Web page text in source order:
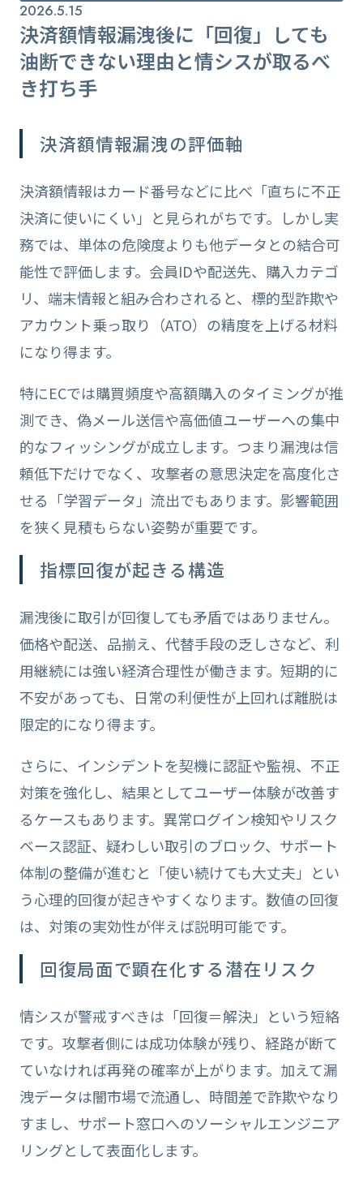
2026.5.15
決済額情報漏洩後に「回復」しても
油断できない理由と情シスが取るべ
き打ち手
決済額情報漏洩の評価軸
決済額情報はカード番号などに比べ「直ちに不正
決済に使いにくい」と見られがちです。しかし実
務では、単体の危険度よりも他データとの結合可
能性で評価します。会員IDや配送先、購入カテゴ
リ、端末情報と組み合わされると、標的型詐欺や
アカウント乗っ取り（ATO）の精度を上げる材料
になり得ます。
特にECでは購買頻度や高額購入のタイミングが推
測でき、偽メール送信や高価値ユーザーへの集中
的なフィッシングが成立します。つまり漏洩は信
頼低下だけでなく、攻撃者の意思決定を高度化さ
せる「学習データ」流出でもあります。影響範囲
を狭く見積もらない姿勢が重要です。
指標回復が起きる構造
漏洩後に取引が回復しても矛盾ではありません。
価格や配送、品揃え、代替手段の乏しさなど、利
用継続には強い経済合理性が働きます。短期的に
不安があっても、日常の利便性が上回れば離脱は
限定的になり得ます。
さらに、インシデントを契機に認証や監視、不正
対策を強化し、結果としてユーザー体験が改善す
るケースもあります。異常ログイン検知やリスク
ベース認証、疑わしい取引のブロック、サポート
体制の整備が進むと「使い続けても大丈夫」とい
う心理的回復が起きやすくなります。数値の回復
は、対策の実効性が伴えば説明可能です。
回復局面で顕在化する潜在リスク
情シスが警戒すべきは「回復＝解決」という短絡
です。攻撃者側には成功体験が残り、経路が断て
ていなければ再発の確率が上がります。加えて漏
洩データは闇市場で流通し、時間差で詐欺やなり
すまし、サポート窓口へのソーシャルエンジニア
リングとして表面化します。